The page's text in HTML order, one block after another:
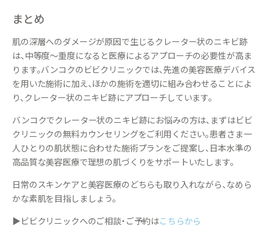
まとめ
肌の深層へのダメージが原因で生じるクレーター状のニキビ跡
は、中等度～重度になると医療によるアプローチの必要性が高ま
ります。バンコクのビビクリニックでは、先進の美容医療デバイス
を用いた施術に加え、ほかの施術を適切に組み合わせることによ
り、クレーター状のニキビ跡にアプローチしています。
バンコクでクレーター状のニキビ跡にお悩みの方は、まずはビビ
クリニックの無料カウンセリングをご利用ください。患者さま一
人ひとりの肌状態に合わせた施術プランをご提案し、日本水準の
高品質な美容医療で理想の肌づくりをサポートいたします。
日常のスキンケアと美容医療のどちらも取り入れながら、なめら
かな素肌を目指しましょう。
▶ビビクリニックへのご相談・ご予約はこちらから